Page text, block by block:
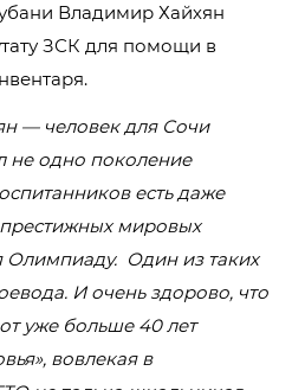
Владимир Хайхян
ЗСК для помощи в
человек для Сочи
не одно поколение
есть даже
мировых
Олимпиаду. Один из таких
И очень здорово, что
уже больше 40 лет
вовлекая в